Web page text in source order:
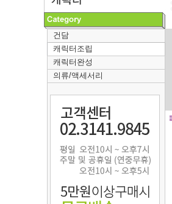
건담
캐릭터조립
캐릭터완성
의류/액세서리